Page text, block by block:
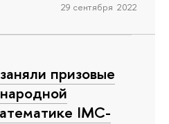
29 сентября 2022
призовые
IMC-